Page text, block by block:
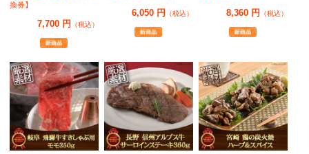
換券】
7,700 円 （税込）
6,050 円 （税込） 8,360 円 （税込）